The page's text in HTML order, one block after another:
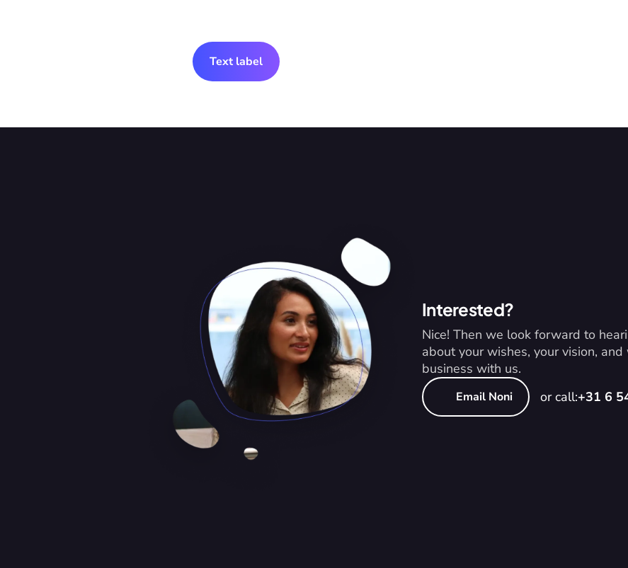
Text label
Interested?
Nice! Then we look forward to
about your wishes, your vision,
business with us.
Email Noni or call:+31 6